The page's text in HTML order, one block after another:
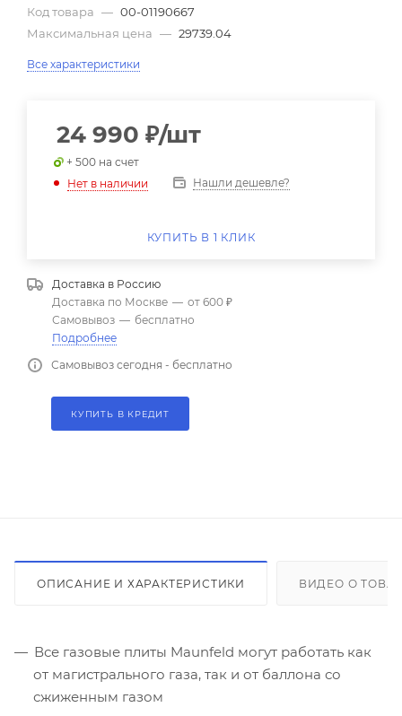
Код товара — 00-01190667
Максимальная цена — 29739.04
Все характеристики
24 990 ₽/шт
+ 500 на счет
Нет в наличии
Нашли дешевле?
КУПИТЬ В 1 КЛИК
Доставка в Россию
Доставка по Москве — от 600 ₽
Самовывоз — бесплатно
Подробнее
Самовывоз сегодня - бесплатно
КУПИТЬ В КРЕДИТ
ОПИСАНИЕ И ХАРАКТЕРИСТИКИ ВИДЕО О
Все газовые плиты Maunfeld могут работать как
от магистрального газа, так и от баллона со
сжиженным газом